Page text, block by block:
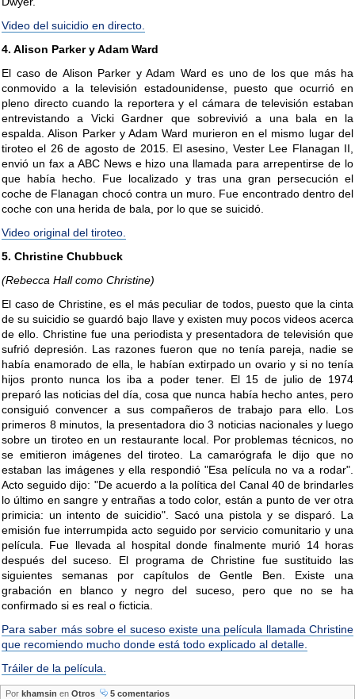
Video del suicidio en directo.
4. Alison Parker y Adam Ward
El caso de Alison Parker y Adam Ward es uno de los que más ha
conmovido a la televisión estadounidense, puesto que ocurrió en
pleno directo cuando la reportera y el cámara de televisión estaban
entrevistando a Vicki Gardner que sobrevivió a una bala en la
espalda. Alison Parker y Adam Ward murieron en el mismo lugar del
tiroteo el 26 de agosto de 2015. El asesino, Vester Lee Flanagan II,
envió un fax a ABC News e hizo una llamada para arrepentirse de lo
que había hecho. Fue localizado y tras una gran persecución el
coche de Flanagan chocó contra un muro. Fue encontrado dentro del
coche con una herida de bala, por lo que se suicidó.
Video original del tiroteo.
5. Christine Chubbuck
(Rebecca Hall como Christine)
El caso de Christine, es el más peculiar de todos, puesto que la cinta
de su suicidio se guardó bajo llave y existen muy pocos videos acerca
de ello. Christine fue una periodista y presentadora de televisión que
sufrió depresión. Las razones fueron que no tenía pareja, nadie se
había enamorado de ella, le habían extirpado un ovario y si no tenía
hijos pronto nunca los iba a poder tener. El 15 de julio de 1974
preparó las noticias del día, cosa que nunca había hecho antes, pero
consiguió convencer a sus compañeros de trabajo para ello. Los
primeros 8 minutos, la presentadora dio 3 noticias nacionales y luego
sobre un tiroteo en un restaurante local. Por problemas técnicos, no
se emitieron imágenes del tiroteo. La camarógrafa le dijo que no
estaban las imágenes y ella respondió "Esa película no va a rodar".
Acto seguido dijo: "De acuerdo a la política del Canal 40 de brindarles
lo último en sangre y entrañas a todo color, están a punto de ver otra
primicia: un intento de suicidio". Sacó una pistola y se disparó. La
emisión fue interrumpida acto seguido por servicio comunitario y una
película. Fue llevada al hospital donde finalmente murió 14 horas
después del suceso. El programa de Christine fue sustituido las
siguientes semanas por capítulos de Gentle Ben. Existe una
grabación en blanco y negro del suceso, pero que no se ha
confirmado si es real o ficticia.
Para saber más sobre el suceso existe una película llamada Christine
que recomiendo mucho donde está todo explicado al detalle.
Tráiler de la película.
Por khamsin en Otros 5 comentarios